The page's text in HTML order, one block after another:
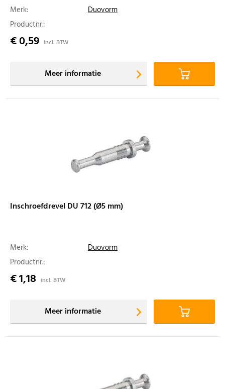
Merk:
Duovorm
Productnr.:
€ 0,59 incl. BTW
Meer informatie
Inschroefdrevel DU 712 (Ø5 mm)
Merk:
Duovorm
Productnr.:
€ 1,18 incl. BTW
Meer informatie